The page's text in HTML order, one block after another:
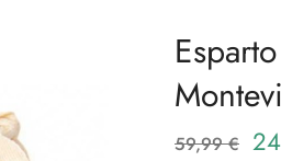
59,99 €